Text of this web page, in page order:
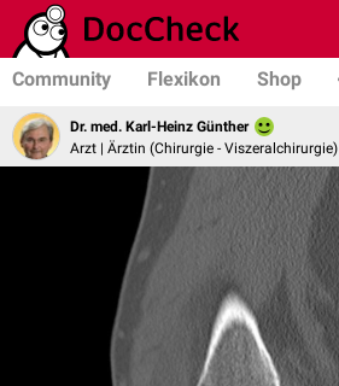
Community Flexikon Shop
Dr. med. Karl-Heinz Günther
Arzt | Ärztin (Chirurgie - Viszeralchirurgie)